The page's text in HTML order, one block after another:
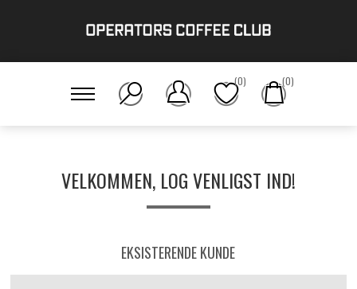
(0) (0)
VELKOMMEN, LOG VENLIGST IND!
EKSISTERENDE KUNDE